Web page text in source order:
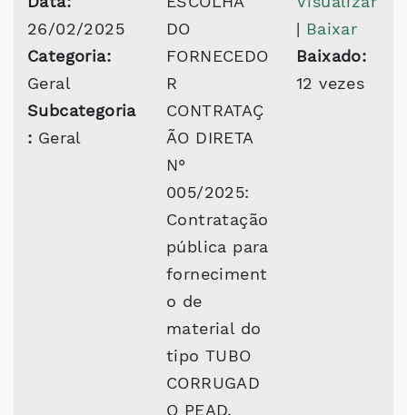
26/02/2025
Categoria:
Geral
Subcategoria
: Geral
DO
FORNECEDO
R
CONTRATAÇ
ÃO DIRETA
N°
005/2025:
Contratação
pública para
forneciment
o de
material do
tipo TUBO
CORRUGAD
O PEAD,
| Baixar
Baixado:
12 vezes